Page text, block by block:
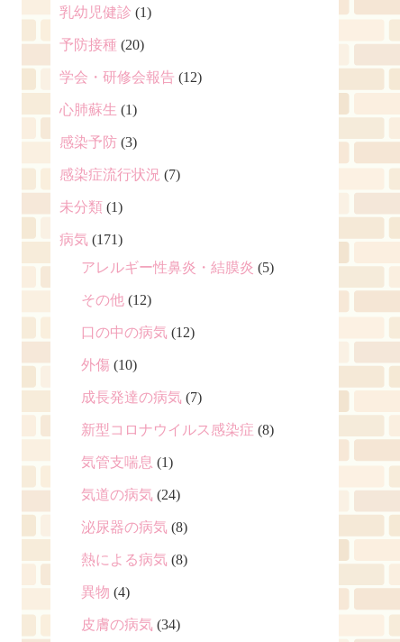
乳幼児健診 (1)
予防接種 (20)
学会・研修会報告 (12)
心肺蘇生 (1)
感染予防 (3)
感染症流行状況 (7)
未分類 (1)
病気 (171)
アレルギー性鼻炎・結膜炎 (5)
その他 (12)
口の中の病気 (12)
外傷 (10)
成長発達の病気 (7)
新型コロナウイルス感染症 (8)
気管支喘息 (1)
気道の病気 (24)
泌尿器の病気 (8)
熱による病気 (8)
異物 (4)
皮膚の病気 (34)